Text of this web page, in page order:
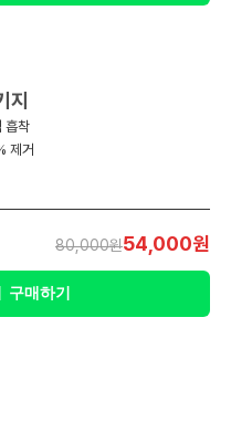
지
흡착
제거
80,000원54,000원
구매하기